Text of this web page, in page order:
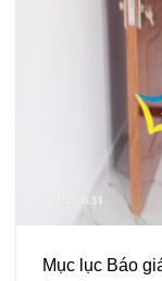
Mục lục Báo